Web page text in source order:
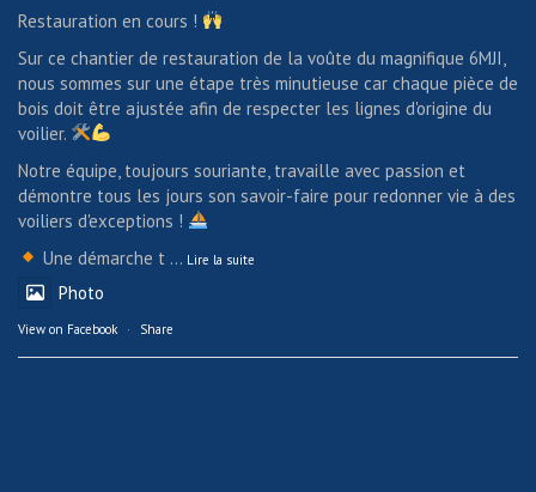
Restauration en cours !
Sur ce chantier de restauration de la voûte du magnifique 6MJI,
nous sommes sur une étape très minutieuse car chaque pièce de
bois doit être ajustée afin de respecter les lignes d'origine du
voilier.
Notre équipe, toujours souriante, travaille avec passion et
démontre tous les jours son savoir-faire pour redonner vie à des
voiliers d'exceptions !
Une démarche t ... Lire la suite
Photo
View on Facebook · Share